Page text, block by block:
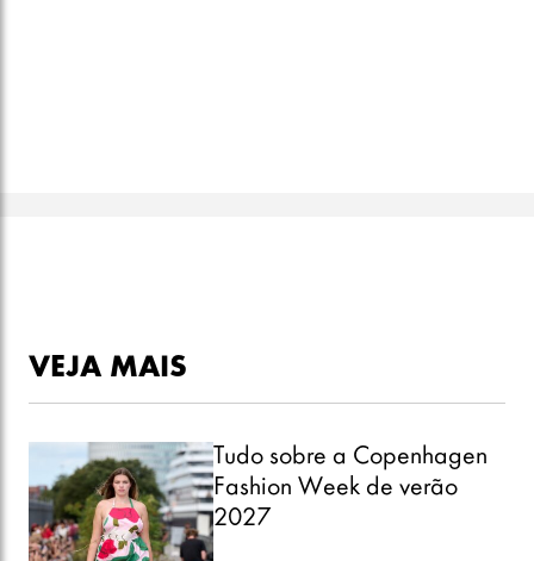
VEJA MAIS
Tudo sobre a Copenhagen
Fashion Week de verão
2027